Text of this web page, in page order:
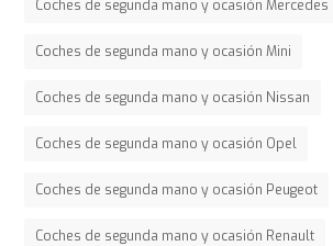
Coches de segunda mano y ocasión Mercedes
Coches de segunda mano y ocasión Mini
Coches de segunda mano y ocasión Nissan
Coches de segunda mano y ocasión Opel
Coches de segunda mano y ocasión Peugeot
Coches de segunda mano y ocasión Renault